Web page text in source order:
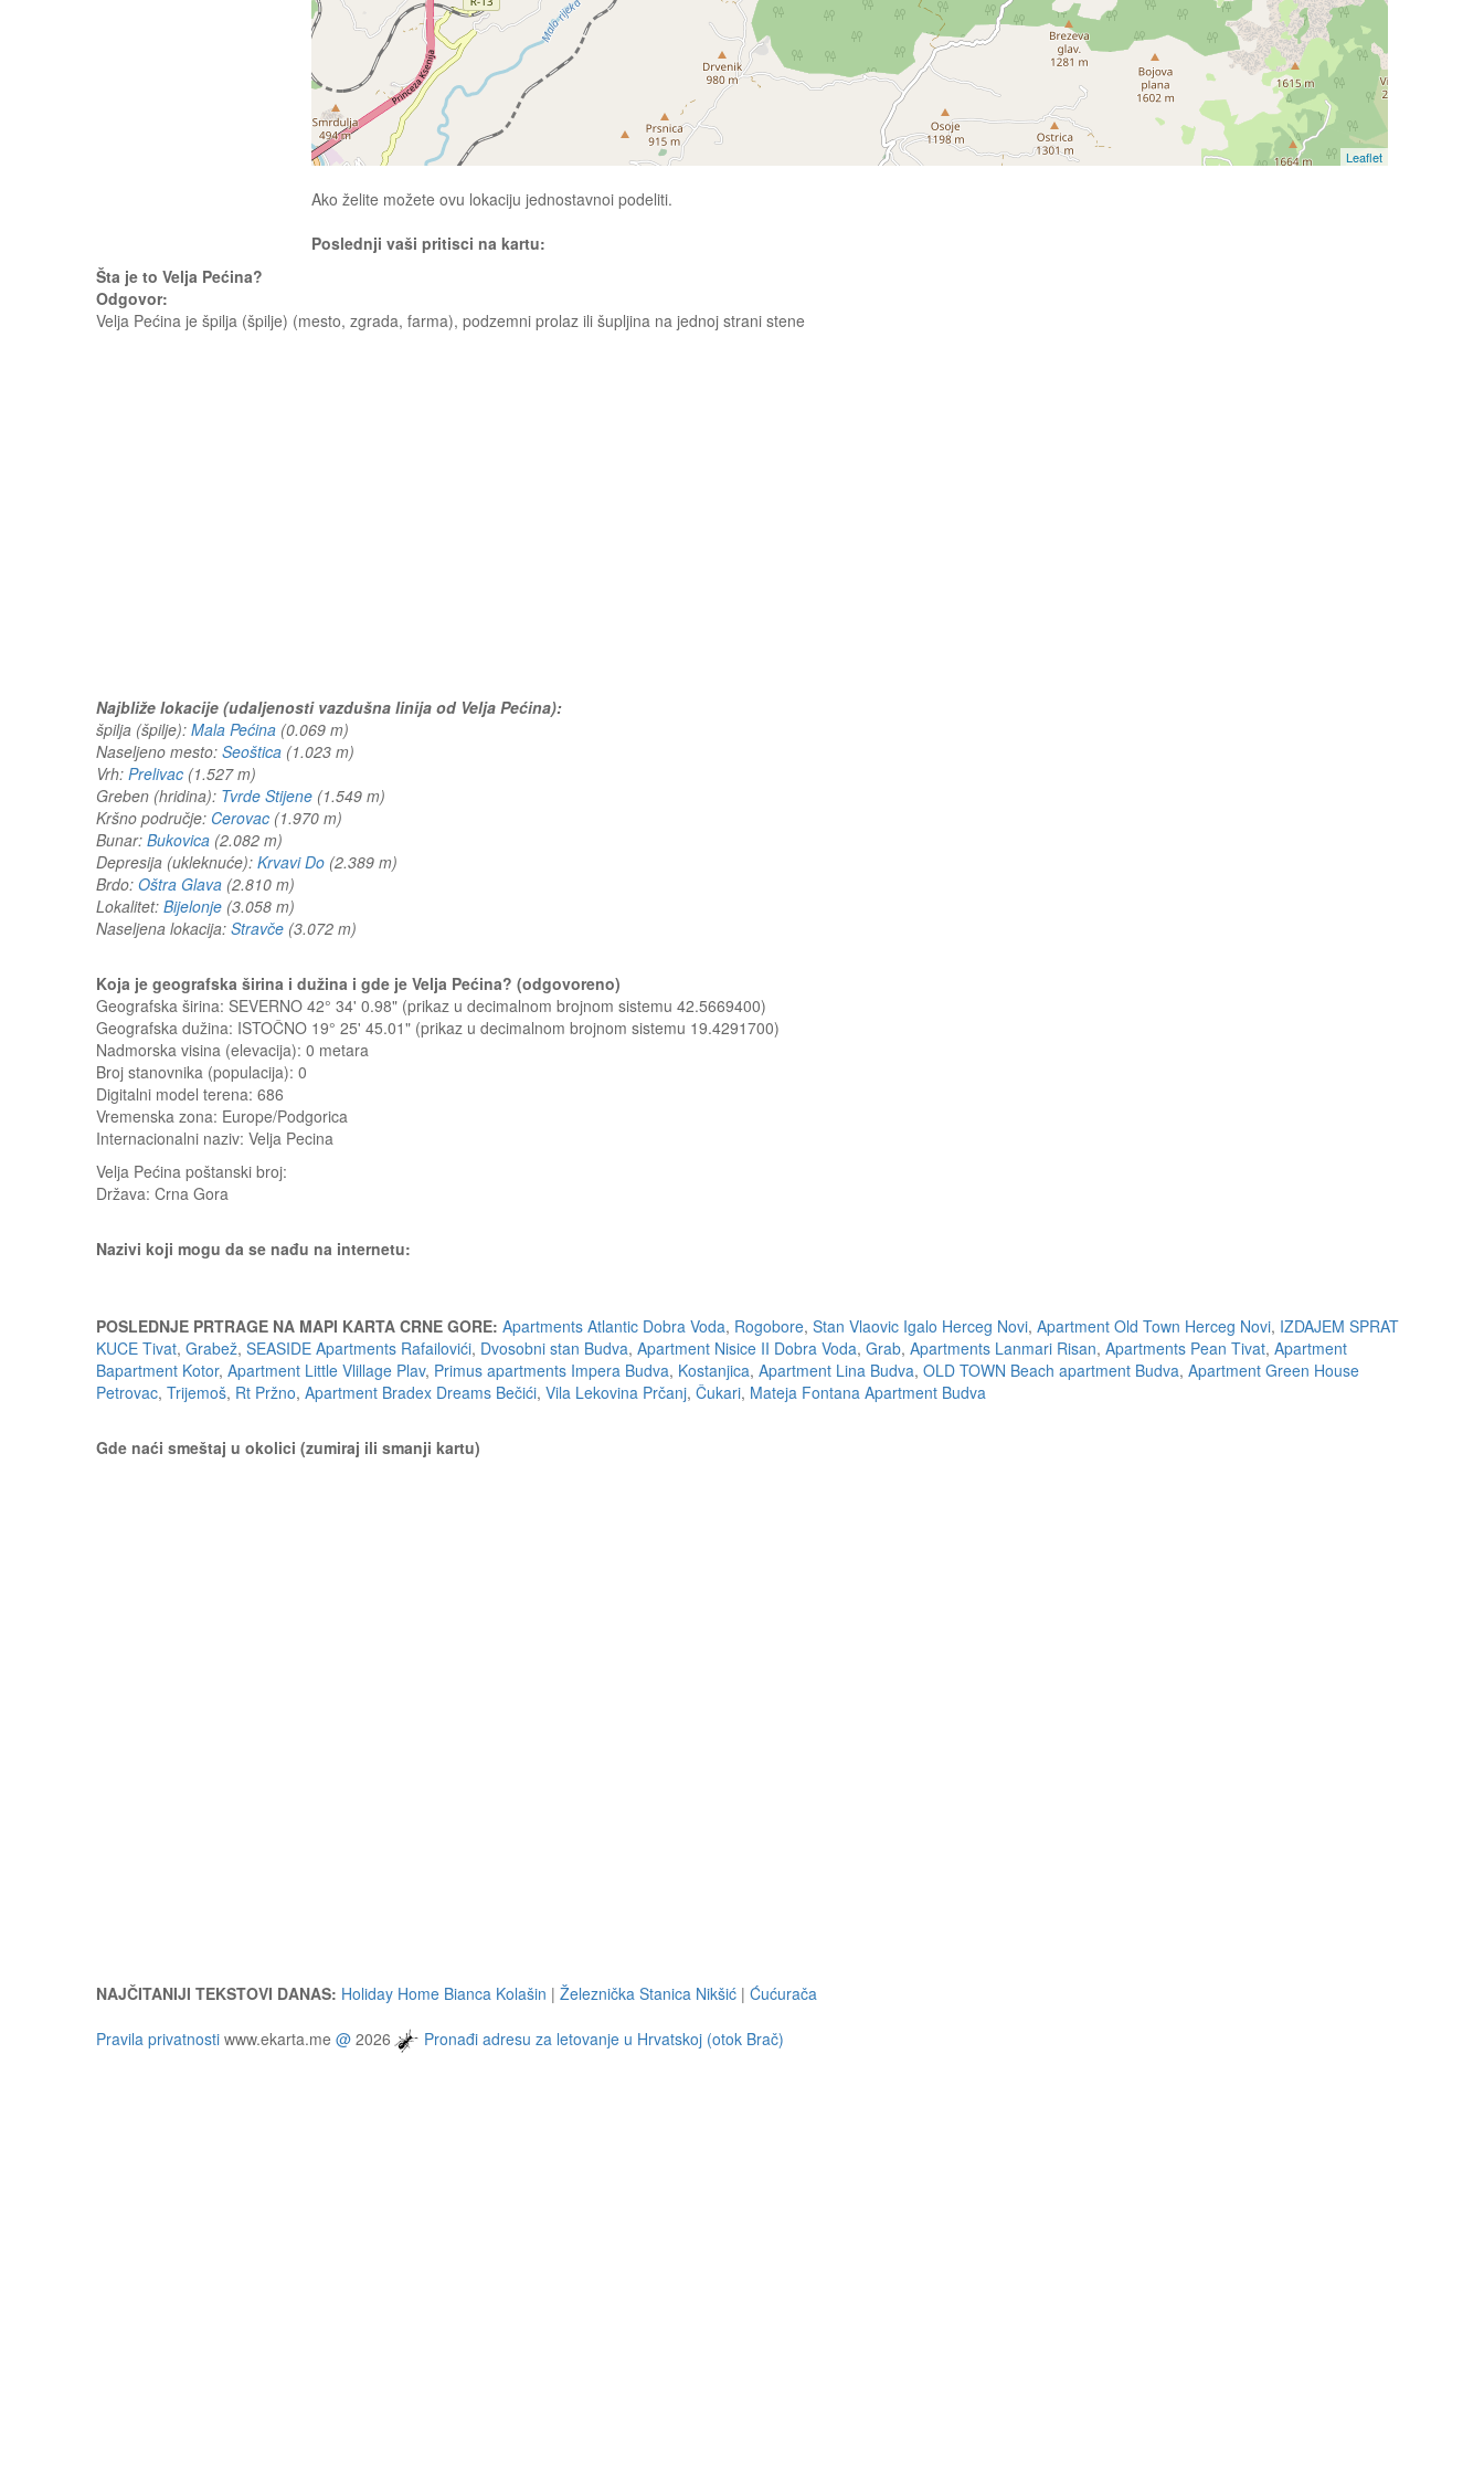
Leaflet
Ako želite možete ovu lokaciju jednostavnoi podeliti.
Poslednji vaši pritisci na kartu:
Šta je to Velja Pećina?
Odgovor:
Velja Pećina je špilja (špilje) (mesto, zgrada, farma), podzemni prolaz ili šupljina na jednoj strani stene
Najbliže lokacije (udaljenosti vazdušna linija od Velja Pećina):
špilja (špilje): Mala Pećina (0.069 m)
Naseljeno mesto: Seoštica (1.023 m)
Vrh: Prelivac (1.527 m)
Greben (hridina): Tvrde Stijene (1.549 m)
Kršno područje: Cerovac (1.970 m)
Bunar: Bukovica (2.082 m)
Depresija (ukleknuće): Krvavi Do (2.389 m)
Brdo: Oštra Glava (2.810 m)
Lokalitet: Bijelonje (3.058 m)
Naseljena lokacija: Stravče (3.072 m)
Koja je geografska širina i dužina i gde je Velja Pećina? (odgovoreno)
Geografska širina: SEVERNO 42° 34' 0.98" (prikaz u decimalnom brojnom sistemu 42.5669400)
Geografska dužina: ISTOČNO 19° 25' 45.01" (prikaz u decimalnom brojnom sistemu 19.4291700)
Nadmorska visina (elevacija): 0 metara
Broj stanovnika (populacija): 0
Digitalni model terena: 686
Vremenska zona: Europe/Podgorica
Internacionalni naziv: Velja Pecina
Velja Pećina poštanski broj:
Država: Crna Gora
Nazivi koji mogu da se nađu na internetu:
POSLEDNJE PRTRAGE NA MAPI KARTA CRNE GORE: Apartments Atlantic Dobra Voda, Rogobore, Stan Vlaovic Igalo Herceg Novi, Apartment Old Town Herceg Novi, IZDAJEM SPRAT
KUCE Tivat, Grabež, SEASIDE Apartments Rafailovići, Dvosobni stan Budva, Apartment Nisice II Dobra Voda, Grab, Apartments Lanmari Risan, Apartments Pean Tivat, Apartment
Bapartment Kotor, Apartment Little Vlillage Plav, Primus apartments Impera Budva, Kostanjica, Apartment Lina Budva, OLD TOWN Beach apartment Budva, Apartment Green House
Petrovac, Trijemoš, Rt Pržno, Apartment Bradex Dreams Bečići, Vila Lekovina Prčanj, Čukari, Mateja Fontana Apartment Budva
Gde naći smeštaj u okolici (zumiraj ili smanji kartu)
NAJČITANIJI TEKSTOVI DANAS: Holiday Home Bianca Kolašin | Železnička Stanica Nikšić | Ćućurača
Pravila privatnosti www.ekarta.me @ 2026 Pronađi adresu za letovanje u Hrvatskoj (otok Brač)